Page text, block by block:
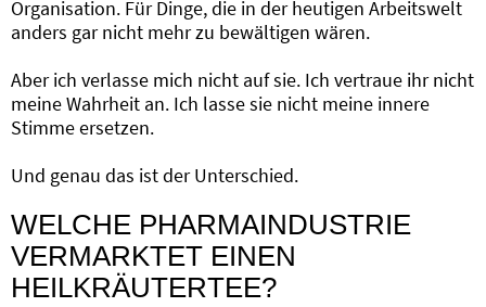
Organisation. Für Dinge, die in der heutigen Arbeitswelt
anders gar nicht mehr zu bewältigen wären.
Aber ich verlasse mich nicht auf sie. Ich vertraue ihr nicht
meine Wahrheit an. Ich lasse sie nicht meine innere
Stimme ersetzen.
Und genau das ist der Unterschied.
WELCHE PHARMAINDUSTRIE
VERMARKTET EINEN
HEILKRÄUTERTEE?